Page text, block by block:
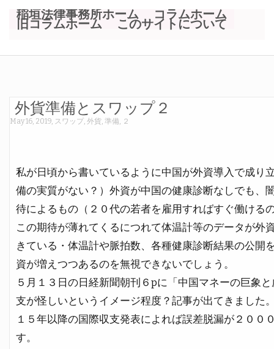
稲垣法律事務所ホーム コラムホーム
旧コラムホーム このサイトについて
外貨準備とスワップ２
May 16, 2019, スワップ, 外貨, 準備, ２
私が日頃から書いているように中国が外資導入で成り
備の実質がない？）外資が中国の健康診断なしでも、
待によるもの（２０代の若者を雇用すればすぐ働ける
この期待が薄れてくるにつれて体温計等のデータが外
きている・体温計や脈拍数、各種健康診断結果の公開
資が増えつつあるのを無視できないでしょう。
５月１３日の日経新聞朝刊６pに「中国マネーの巨象
支が怪しいというイメージ程度？記事が出てきました
１５年以降の国際収支発表によれば誤差脱漏が２００
す。